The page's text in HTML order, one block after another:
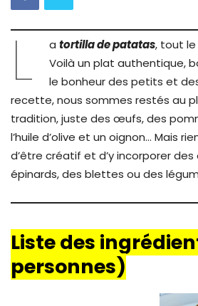
L a tortilla de patatas, tout
Voilà un plat authentique,
le bonheur des petits et
recette, nous sommes restés au
tradition, juste des œufs, des
l’huile d’olive et un oignon… Mais
d’être créatif et d’y incorporer
épinards, des blettes ou des
Liste des
personnes)